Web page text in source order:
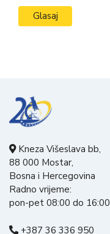
Kneza Višeslava bb,
88 000 Mostar,
Bosna i Hercegovina
Radno vrijeme:
pon-pet 08:00 do 16:00
+387 36 336 950